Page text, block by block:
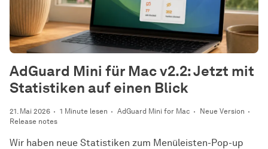
21. Mai 2026 1 Minute lesen AdGuard Mini for Mac
Neue Version
Release notes
AdGuard Mini für Mac v2.2: Jetzt mit
Statistiken auf einen Blick
Wir haben neue Statistiken zum Menüleisten-Pop-up